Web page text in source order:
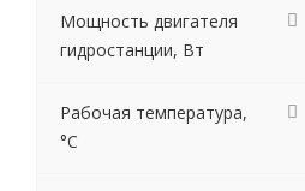
Мощность двигателя
гидростанции, Вт
Рабочая температура,
°C